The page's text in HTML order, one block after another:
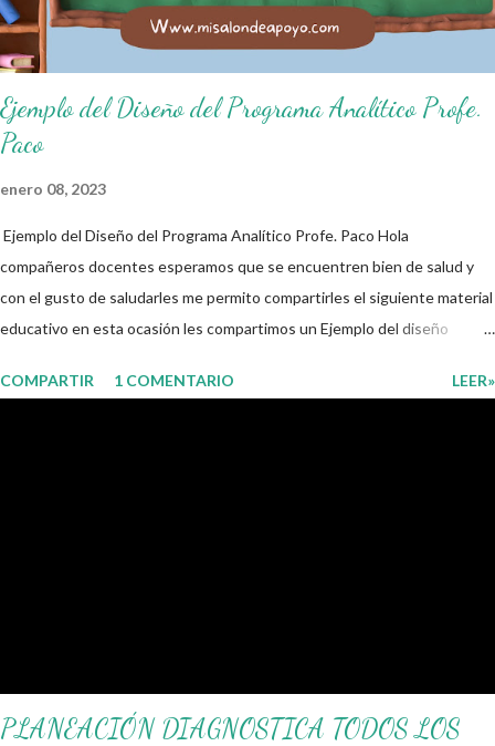
esc...
Ejemplo del Diseño del Programa Analítico Profe.
Paco
enero 08, 2023
Ejemplo del Diseño del Programa Analítico Profe. Paco Hola
compañeros docentes esperamos que se encuentren bien de salud y
con el gusto de saludarles me permito compartirles el siguiente material
educativo en esta ocasión les compartimos un Ejemplo del diseño
fortalecer los procesos de enseñanza y aprendizaje para que los
COMPARTIR 1 COMENTARIO LEER»
PLANEACIÓN DIAGNOSTICA TODOS LOS